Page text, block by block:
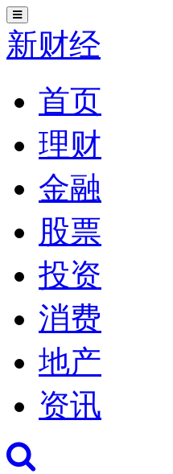
切
换
导
航
新财经
首页
理财
金融
股票
投资
消费
地产
资讯